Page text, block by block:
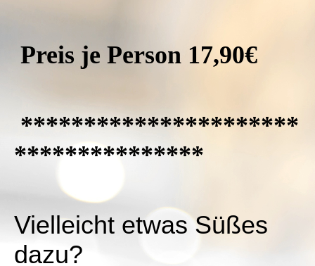
Preis je Person 17,90€
**********************
***************
Vielleicht etwas Süßes
dazu?